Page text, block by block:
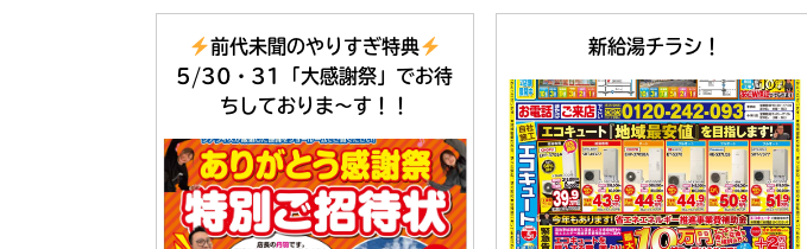
前代未聞のやりすぎ特典
5/30・31「大感謝祭」でお待
ちしておりま〜す！！
新給湯チラシ！